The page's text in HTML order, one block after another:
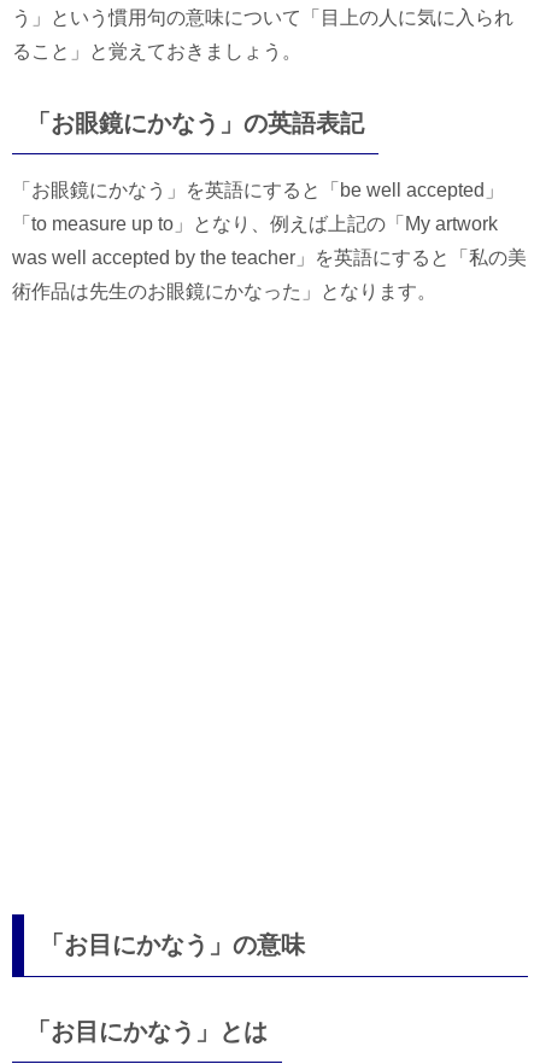
う」という慣用句の意味について「目上の人に気に入られ
ること」と覚えておきましょう。
「お眼鏡にかなう」の英語表記
「お眼鏡にかなう」を英語にすると「be well accepted」
「to measure up to」となり、例えば上記の「My artwork
was well accepted by the teacher」を英語にすると「私の美
術作品は先生のお眼鏡にかなった」となります。
「お目にかなう」の意味
「お目にかなう」とは